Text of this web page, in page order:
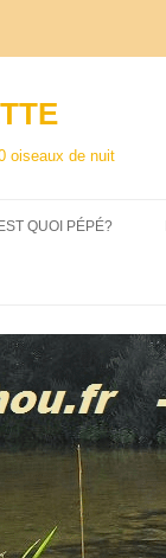
oiseaux de nuit
QUOI PÉPÉ?